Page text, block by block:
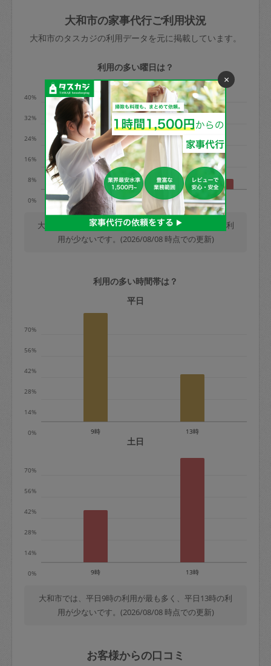
依頼者不在による当日キャンセル＝依頼
金額の100%＋交通費全額
※例：依頼日時／土曜日午前9時開始の場
合、水曜日午前9時以降はキャンセル料が
発生
水曜日9時〜金曜日9時まで＝依頼料金の
50%
金曜日9時～土曜日8時まで＝依頼金額の
100%
土曜日8時〜実施時間＝依頼金額の100%
＋交通費全額
依頼者不在による当日キャンセル＝依頼
金額の100%＋交通費全額
定期契約をキャンセルする場合、毎週定
期は月2回まで隔週定期は月1回までキャ
ンセル料は発生しません。それ以上はキ
※キャンセル料金の設定について：
定期依頼1回（3時間）の金額とスポット
きた場合は損害保険の対象外となるので
ご注意ください。
玉、など
あわせてこちらも参照ください：初めて
はありますか？
大和市の家事代行ご利用状況
大和市のタスカジの利用データを元に掲載しています。
利用の多い曜日は？
0%
8%
16%
24%
32%
40%
月 水 木 土 日
大和市では、毎週木曜日の利用が最も多く、日曜日の利
用が少ないです。(2026/08/08 時点での更新)
利用の多い時間帯は？
平日
0%
14%
28%
42%
56%
70%
9時 13時
土日
0%
14%
28%
42%
56%
70%
9時 13時
大和市では、平日9時の利用が最も多く、平日13時の利
用が少ないです。(2026/08/08 時点での更新)
お客様からの口コミ
×